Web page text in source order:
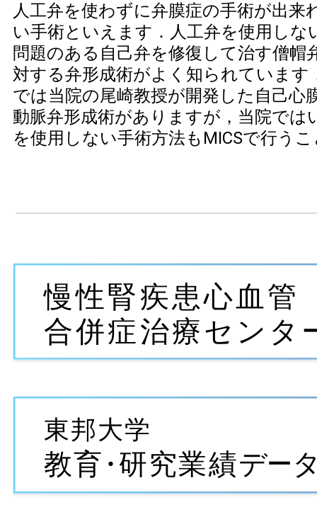
人工弁を使わずに弁膜症の手術が出来
い手術といえます．人工弁を使用しな
問題のある自己弁を修復して治す僧帽
対する弁形成術がよく知られています
では当院の尾崎教授が開発した自己心
動脈弁形成術がありますが，当院では
を使用しない手術方法もMICSで行う